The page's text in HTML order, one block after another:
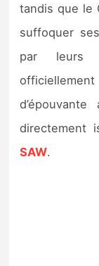
tandis que le
suffoquer
par leurs
directement
SAW.